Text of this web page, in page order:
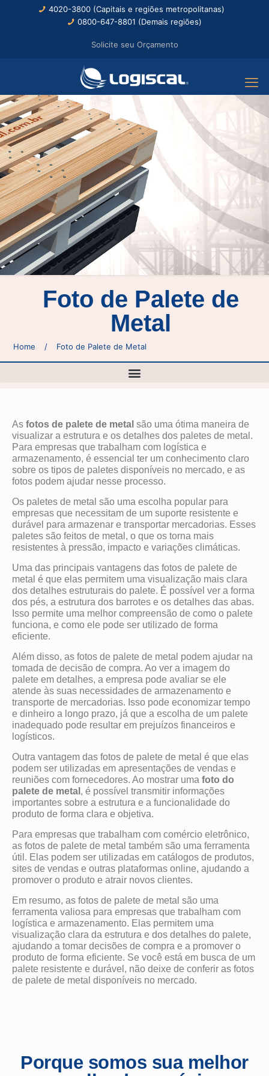
4020-3800 (Capitais e regiões metropolitanas)
0800-647-8801 (Demais regiões)
Solicite seu Orçamento
Foto de Palete de
Metal
Home / Foto de Palete de Metal
As fotos de palete de metal são uma ótima maneira de
visualizar a estrutura e os detalhes dos paletes de metal.
Para empresas que trabalham com logística e
armazenamento, é essencial ter um conhecimento claro
sobre os tipos de paletes disponíveis no mercado, e as
fotos podem ajudar nesse processo.
Os paletes de metal são uma escolha popular para
empresas que necessitam de um suporte resistente e
durável para armazenar e transportar mercadorias. Esses
paletes são feitos de metal, o que os torna mais
resistentes à pressão, impacto e variações climáticas.
Uma das principais vantagens das fotos de palete de
metal é que elas permitem uma visualização mais clara
dos detalhes estruturais do palete. É possível ver a forma
dos pés, a estrutura dos barrotes e os detalhes das abas.
Isso permite uma melhor compreensão de como o palete
funciona, e como ele pode ser utilizado de forma
eficiente.
Além disso, as fotos de palete de metal podem ajudar na
tomada de decisão de compra. Ao ver a imagem do
palete em detalhes, a empresa pode avaliar se ele
atende às suas necessidades de armazenamento e
transporte de mercadorias. Isso pode economizar tempo
e dinheiro a longo prazo, já que a escolha de um palete
inadequado pode resultar em prejuízos financeiros e
logísticos.
Outra vantagem das fotos de palete de metal é que elas
podem ser utilizadas em apresentações de vendas e
reuniões com fornecedores. Ao mostrar uma foto do
palete de metal , é possível transmitir informações
importantes sobre a estrutura e a funcionalidade do
produto de forma clara e objetiva.
Para empresas que trabalham com comércio eletrônico,
as fotos de palete de metal também são uma ferramenta
útil. Elas podem ser utilizadas em catálogos de produtos,
sites de vendas e outras plataformas online, ajudando a
promover o produto e atrair novos clientes.
Em resumo, as fotos de palete de metal são uma
ferramenta valiosa para empresas que trabalham com
logística e armazenamento. Elas permitem uma
visualização clara da estrutura e dos detalhes do palete,
ajudando a tomar decisões de compra e a promover o
produto de forma eficiente. Se você está em busca de um
palete resistente e durável, não deixe de conferir as fotos
de palete de metal disponíveis no mercado.
Porque somos sua melhor